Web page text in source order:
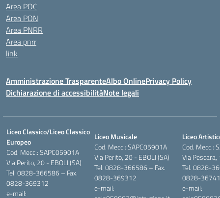
Area POC
Area PON
Area PNRR
Area pnrr
link
Amministrazione TrasparenteAlbo OnlinePrivacy Policy
Dichiarazione di accessibilitàNote legali
Liceo Classico/Liceo Classico
Europeo
Cod. Mecc.: SAPC05901A
Via Perito, 20 - EBOLI (SA)
Tel. 0828-366586 – Fax.
0828-369312
e-mail:
Liceo Musicale
Cod. Mecc.: SAPC05901A
Via Perito, 20 - EBOLI (SA)
Tel. 0828-366586 – Fax.
0828-369312
e-mail:
Liceo
Cod. Mecc.:
Via
Tel. 0828-
0828-
e-mail: